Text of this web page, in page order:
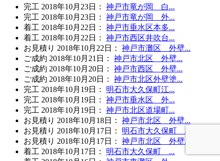
完工 2018年10月23日 ：
神戸市竜が岡 白...
完工 2018年10月23日 ：
神戸市竜が岡 外...
着工 2018年10月22日 ：
神戸市垂水区本多...
着工 2018年10月22日 ：
神戸市西区井吹台...
お見積り 2018年10月22日 ：
神戸市灘区 外壁...
ご成約 2018年10月21日 ：
神戸市北区 外壁...
ご成約 2018年10月20日 ：
神戸市西区 外壁...
ご成約 2018年10月20日 ：
神戸市北区外壁塗...
完工 2018年10月19日 ：
明石市大久保町江...
完工 2018年10月19日 ：
神戸市垂水区 外...
完工 2018年10月19日 ：
神戸市北区道場町...
お見積り 2018年10月18日 ：
神戸市北区 外壁...
お見積り 2018年10月17日 ：
明石市大久保町 ...
お見積り 2018年10月17日 ：
神戸市北区 外壁...
着工 2018年10月17日 ：
明石市大久保町 ...